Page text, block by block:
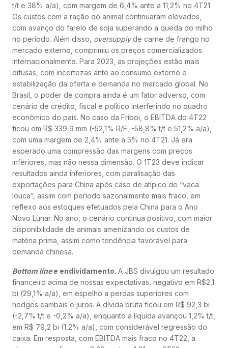
t/t e 38% a/a), com margem de 6,4% ante a 11,2% no 4T21.
Os custos com a ração do animal continuaram elevados,
com avanço do farelo de soja superando a queda do milho
no período. Além disso, oversupplyde carne de frango no
mercado externo, comprimiu os preços comercializados
internacionalmente. Para 2023, as projeções estão mais
difusas, com incertezas ante ao consumo externo e
estabilização da oferta e demanda no mercado global. No
Brasil, o poder de compra ainda é um fator adverso, com
cenário de crédito, fiscal e político interferindo no quadro
econômico do país. No caso da Friboi, o EBITDA do 4T22
ficou em R$ 339,9 mm (-52,1% R/E, -58,8% t/t e 51,2% a/a),
com uma margem de 2,4% ante a 5% no 4T21. Já era
esperado uma compressão das margens com preços
inferiores, mas não nessa dimensão. O 1T23 deve indicar
resultados ainda inferiores, com paralisação das
exportações para China após caso de atípico de “vaca
louca”, assim com período sazonalmente mais fraco, em
reflexo aos estoques efetuados pela China para o Ano
Novo Lunar. No ano, o cenário continua positivo, com maior
disponibilidade de animais amenizando os custos de
matéria prima, assim como tendência favorável para
demanda chinesa.
Bottom linee endividamento. A JBS divulgou um resultado
financeiro acima de nossas expectativas, negativo em R$2,1
bi (29,1% a/a), em espelho a perdas superiores com
hedges cambais e juros. A dívida bruta ficou em R$ 92,3 bi
(-2,7% t/t e -0,2% a/a), enquanto a líquida avançou 1,2% t/t,
em R$ 79,2 bi (1,2% a/a), com considerável regressão do
caixa. Em resposta, com EBITDA mais fraco no 4T22, a